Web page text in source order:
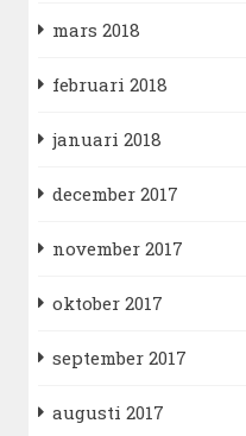
mars 2018
februari 2018
januari 2018
december 2017
november 2017
oktober 2017
september 2017
augusti 2017